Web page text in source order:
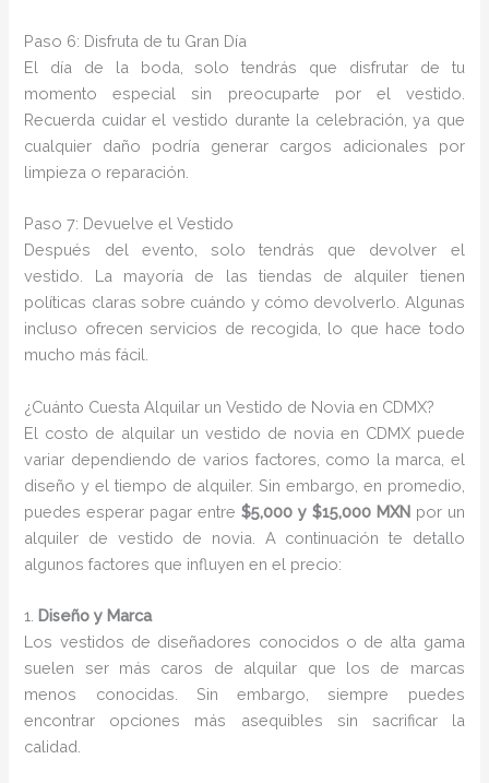
Paso 6: Disfruta de tu Gran Día
El día de la boda, solo tendrás que disfrutar de tu
momento especial sin preocuparte por el vestido.
Recuerda cuidar el vestido durante la celebración, ya que
cualquier daño podría generar cargos adicionales por
limpieza o reparación.
Paso 7: Devuelve el Vestido
Después del evento, solo tendrás que devolver el
vestido. La mayoría de las tiendas de alquiler tienen
políticas claras sobre cuándo y cómo devolverlo. Algunas
incluso ofrecen servicios de recogida, lo que hace todo
mucho más fácil.
¿Cuánto Cuesta Alquilar un Vestido de Novia en CDMX?
El costo de alquilar un vestido de novia en CDMX puede
variar dependiendo de varios factores, como la marca, el
diseño y el tiempo de alquiler. Sin embargo, en promedio,
puedes esperar pagar entre$5,000 y $15,000 MXNpor un
alquiler de vestido de novia. A continuación te detallo
algunos factores que influyen en el precio:
1. Diseño y Marca
Los vestidos de diseñadores conocidos o de alta gama
suelen ser más caros de alquilar que los de marcas
menos conocidas. Sin embargo, siempre puedes
encontrar opciones más asequibles sin sacrificar la
calidad.